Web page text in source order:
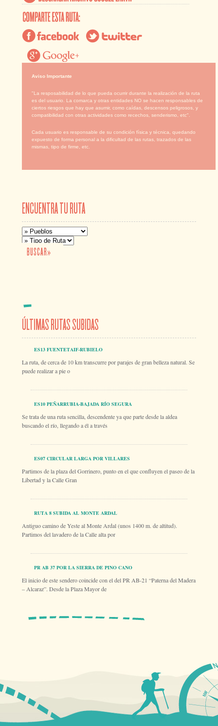
Aviso Importante
"La resposabilidad de lo que pueda ocurrir durante la realización de la ruta
es del usuario. La comarca y otras entidades NO se hacen responsables de
ciertos riesgos que hay que asumir, como caídas, descensos peligrosos, y
compatibilidad con otras actividades como recechos, senderismo, etc".
Cada usuario es responsable de su condición física y técnica, quedando
expuesto de forma personal a la dificultad de las rutas, trazados de las
mismas, tipo de firme, etc.
ENCUENTRA TU RUTA
ÚLTIMAS RUTAS SUBIDAS
ES13 FUENTETAIF-RUBIELO
La ruta, de cerca de 10 km transcurre por parajes de gran belleza natural. Se
puede realizar a pie o
ES10 PEÑARRUBIA-BAJADA RÍO SEGURA
Se trata de una ruta sencilla, descendente ya que parte desde la aldea
buscando el río, llegando a él a través
ES07 CIRCULAR LARGA POR VILLARES
Partimos de la plaza del Gorrinero, punto en el que confluyen el paseo de la
Libertad y la Calle Gran
RUTA 8 SUBIDA AL MONTE ARDAL
Antiguo camino de Yeste al Monte Ardal (unos 1400 m. de altitud).
Partimos del lavadero de la Calle alta por
PR AB 37 POR LA SIERRA DE PINO CANO
El inicio de este sendero coincide con el del PR AB-21 “Paterna del Madera
– Alcaraz”. Desde la Plaza Mayor de